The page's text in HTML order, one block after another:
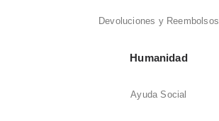
Devoluciones y Reembolsos
Humanidad
Ayuda Social